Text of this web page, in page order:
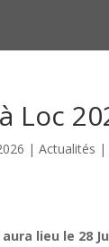
Loc
| Actualités |
lieu le 28